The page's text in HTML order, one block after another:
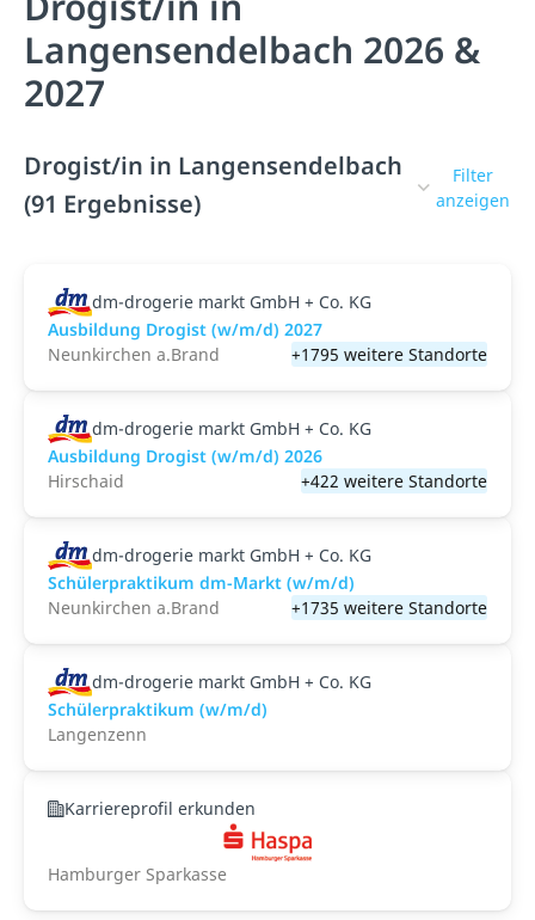
Langensendelbach 2026 &
2027
Drogist/in in Langensendelbach
(91 Ergebnisse)
Filter
anzeigen
dm-drogerie markt GmbH + Co. KG
Ausbildung Drogist (w/m/d) 2027
Neunkirchen a.Brand
+1795 weitere Standorte
dm-drogerie markt GmbH + Co. KG
Ausbildung Drogist (w/m/d) 2026
Hirschaid
+422 weitere Standorte
dm-drogerie markt GmbH + Co. KG
Schülerpraktikum dm-Markt (w/m/d)
Neunkirchen a.Brand
+1735 weitere Standorte
dm-drogerie markt GmbH + Co. KG
Schülerpraktikum (w/m/d)
Langenzenn
Karriereprofil erkunden
Hamburger Sparkasse